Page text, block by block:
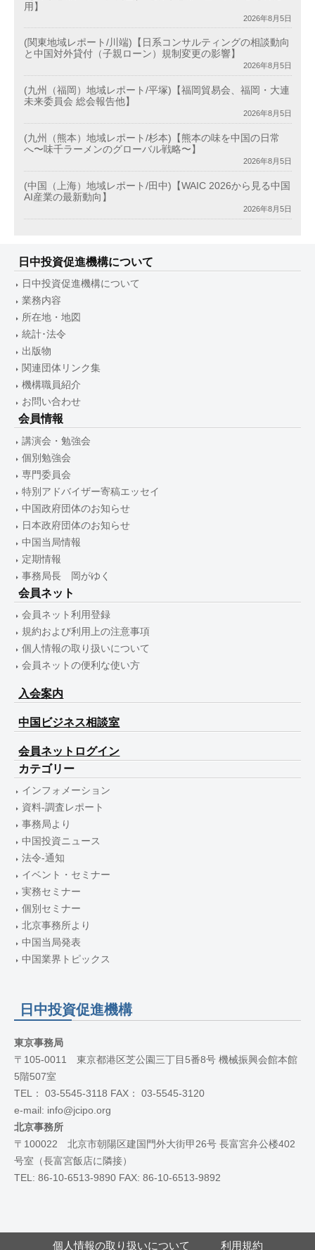
用】
2026年8月5日
(関東地域レポート/川端)【日系コンサルティングの相談動向
と中国対外貸付（子親ローン）規制変更の影響】
2026年8月5日
(九州（福岡）地域レポート/平塚)【福岡貿易会、福岡・大連
未来委員会 総会報告他】
2026年8月5日
(九州（熊本）地域レポート/杉本)【熊本の味を中国の日常
へ〜味千ラーメンのグローバル戦略〜】
2026年8月5日
(中国（上海）地域レポート/田中)【WAIC 2026から見る中国
AI産業の最新動向】
2026年8月5日
日中投資促進機構について
日中投資促進機構について
業務内容
所在地・地図
統計･法令
出版物
関連団体リンク集
機構職員紹介
お問い合わせ
会員情報
講演会・勉強会
個別勉強会
専門委員会
特別アドバイザー寄稿エッセイ
中国政府団体のお知らせ
日本政府団体のお知らせ
中国当局情報
定期情報
事務局長 岡がゆく
会員ネット
会員ネット利用登録
規約および利用上の注意事項
個人情報の取り扱いについて
会員ネットの便利な使い方
入会案内
中国ビジネス相談室
会員ネットログイン
カテゴリー
インフォメーション
資料-調査レポート
事務局より
中国投資ニュース
法令-通知
イベント・セミナー
実務セミナー
個別セミナー
北京事務所より
中国当局発表
中国業界トピックス
日中投資促進機構
東京事務局
〒105-0011 東京都港区芝公園三丁目5番8号 機械振興会館本館
5階507室
TEL： 03-5545-3118 FAX： 03-5545-3120
e-mail: info@jcipo.org
北京事務所
〒100022 北京市朝陽区建国門外大街甲26号 長富宮弁公楼402
号室（長富宮飯店に隣接）
TEL: 86-10-6513-9890 FAX: 86-10-6513-9892
個人情報の取り扱いについて 利用規約